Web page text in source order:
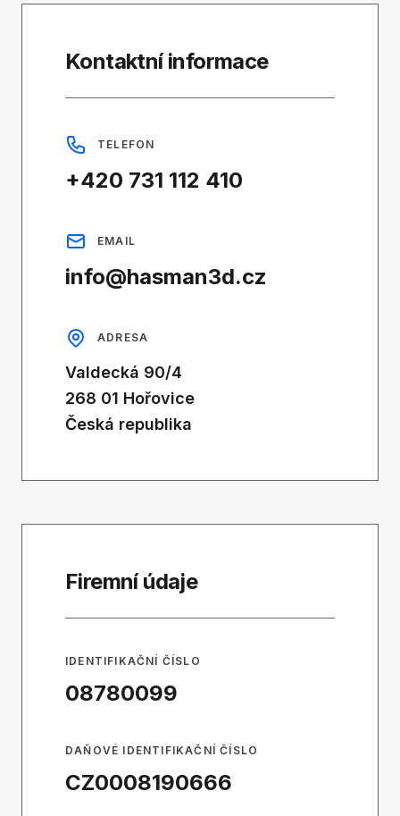
Kontaktní informace
TELEFON
+420 731 112 410
EMAIL
info@hasman3d.cz
ADRESA
Valdecká 90/4
268 01 Hořovice
Česká republika
Firemní údaje
IDENTIFIKAČNÍ ČÍSLO
08780099
DAŇOVÉ IDENTIFIKAČNÍ ČÍSLO
CZ0008190666